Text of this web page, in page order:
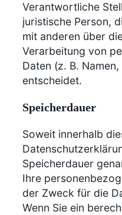
Verantwortliche
juristische Person,
mit anderen über
Verarbeitung von
Daten (z. B.
entscheidet.
Speicherdauer
Soweit innerhalb
Speicherdauer
Ihre
der Zweck für die
Wenn Sie ein